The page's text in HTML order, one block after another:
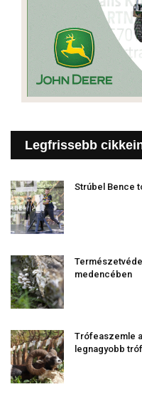
Legfrissebb
Strúbel Bence
medencében
Trófeaszemle
legnagyobb